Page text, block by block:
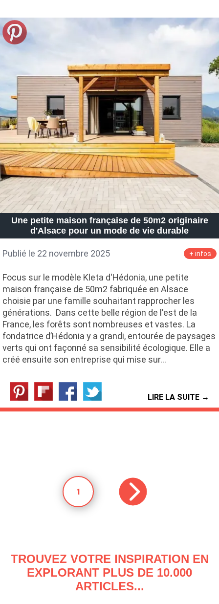
Une petite maison française de 50m2 originaire
d'Alsace pour un mode de vie durable
Publié le 22 novembre 2025 + infos
Focus sur le modèle Kleta d'Hédonia, une petite
maison française de 50m2 fabriquée en Alsace
choisie par une famille souhaitant rapprocher les
générations. Dans cette belle région de l'est de la
France, les forêts sont nombreuses et vastes. La
fondatrice d’Hédonia y a grandi, entourée de paysages
verts qui ont façonné sa sensibilité écologique. Elle a
créé ensuite son entreprise qui mise sur…
LIRE LA SUITE →
1
TROUVEZ VOTRE INSPIRATION EN
EXPLORANT PLUS DE 10.000
ARTICLES...